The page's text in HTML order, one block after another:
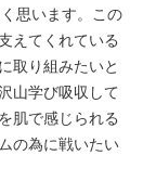
思います。この
えてくれている
取り組みたいと
山学び吸収して
肌で感じられる
の為に戦いたい